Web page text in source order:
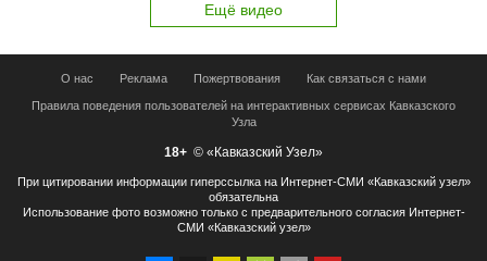
Ещё видео
О нас Реклама Пожертвования Как связаться с нами
Правила поведения пользователей на интерактивных сервисах Кавказского
Узла
18+ © «Кавказский Узел»
При цитировании информации гиперссылка на Интернет-СМИ «Кавказский узел»
обязательна
Использование фото возможно только с предварительного согласия Интернет-
СМИ «Кавказский узел»